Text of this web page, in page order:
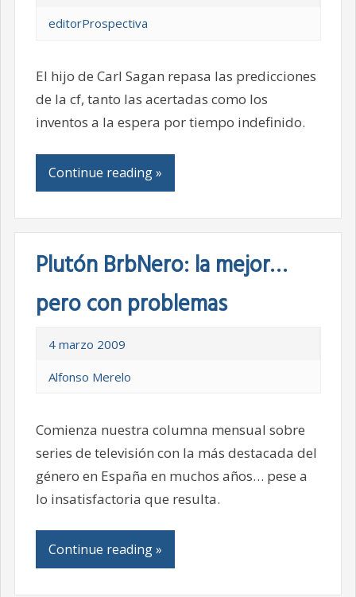
editorProspectiva
El hijo de Carl Sagan repasa las predicciones
de la cf, tanto las acertadas como los
inventos a la espera por tiempo indefinido.
Continue reading »
Plutón BrbNero: la mejor…
pero con problemas
4 marzo 2009
Alfonso Merelo
Comienza nuestra columna mensual sobre
series de televisión con la más destacada del
género en España en muchos años… pese a
lo insatisfactoria que resulta.
Continue reading »